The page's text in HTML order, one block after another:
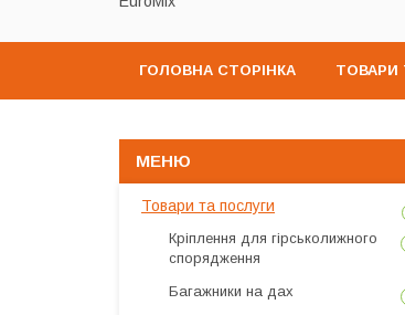
ГОЛОВНА СТОРІНКА ТОВАРИ
Товари та послуги
Кріплення для гірськолижного
спорядження
Багажники на дах